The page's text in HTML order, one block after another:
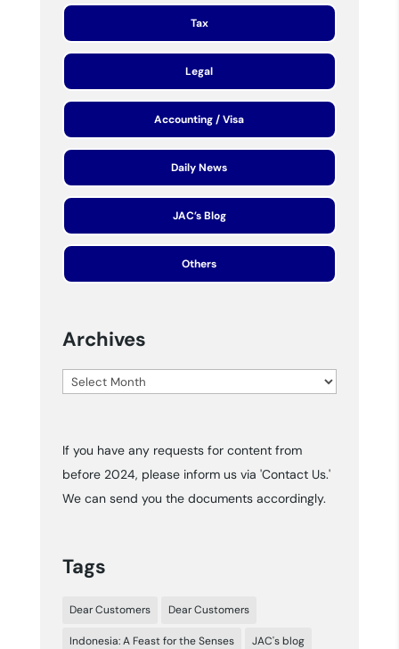
Tax
Legal
Accounting / Visa
Daily News
JAC’s Blog
Others
Archives
Archives
If you have any requests for content from
before 2024, please inform us via 'Contact Us.'
We can send you the documents accordingly.
Tags
Dear Customers Dear Customers
Indonesia: A Feast for the Senses JAC's blog